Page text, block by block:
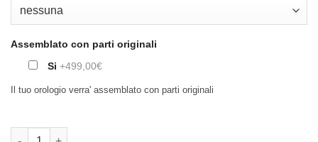
Assemblato con parti originali
Si +499,00€
Il tuo orologio verra' assemblato con parti originali